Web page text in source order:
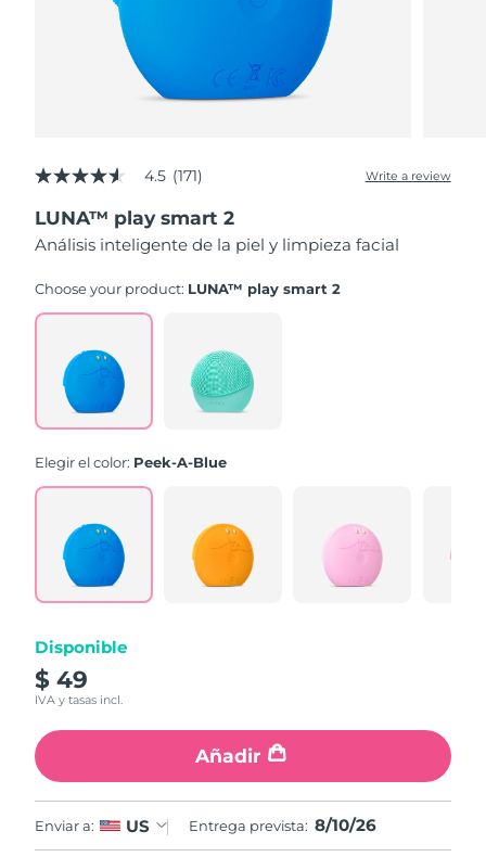
4.5
of
5
stars,
rating
Read
Reviews.
Same
page
link.
4.5 (171) Write a review
LUNA™ play smart 2
Análisis inteligente de la piel y limpieza facial
Choose your product: LUNA™ play smart 2
Elegir el color: Peek-A-Blue
Disponible
$ 49
IVA y tasas incl.
Añadir
Enviar a: US Entrega prevista: 8/10/26